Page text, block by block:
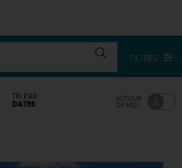
TOUT L'AGENDA
FILTRES
TRI PAR
DATES
AUTOUR
DE MOI